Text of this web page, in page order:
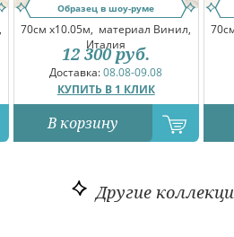
Образец в шоу-руме
70см x10.05м, материал Винил,
Италия
Доставка:08.08-09.08
КУПИТЬ В 1 КЛИК
12 300 руб.
В корзину
Другие